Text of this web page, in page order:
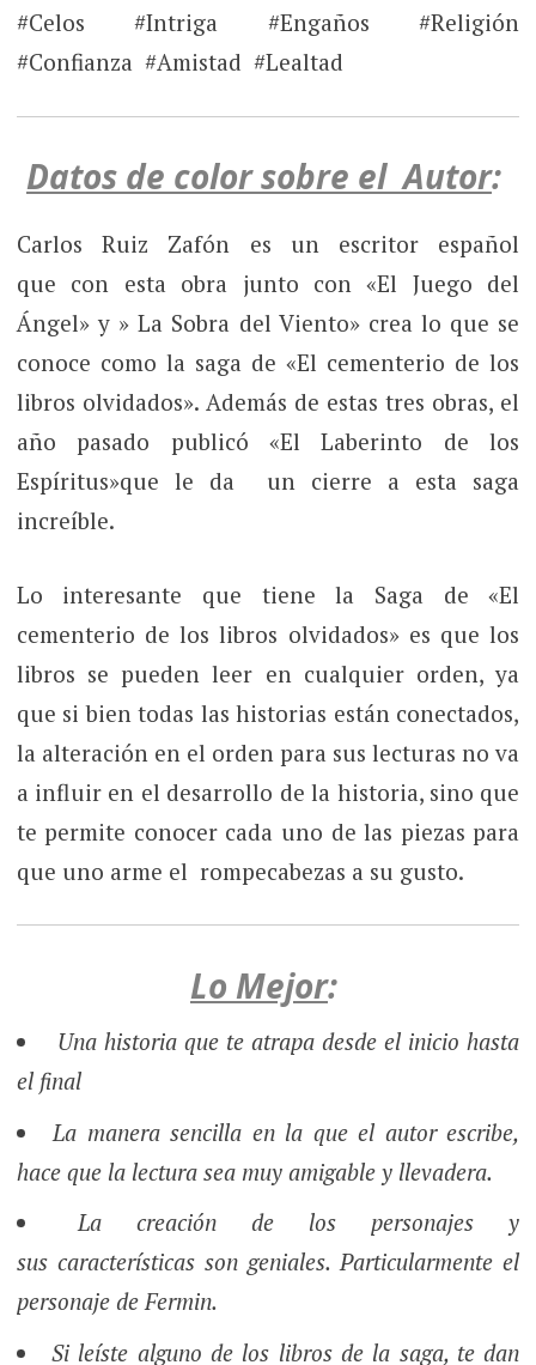
#Celos #Intriga #Engaños #Religión
#Confianza #Amistad #Lealtad
Datos de color sobre el Autor:
Carlos Ruiz Zafón es un escritor español
que con esta obra junto con «El Juego del
Ángel» y » La Sobra del Viento» crea lo que se
conoce como la saga de «El cementerio de los
libros olvidados». Además de estas tres obras, el
año pasado publicó «El Laberinto de los
Espíritus»que le da un cierre a esta saga
increíble.
Lo interesante que tiene la Saga de «El
cementerio de los libros olvidados» es que los
libros se pueden leer en cualquier orden, ya
que si bien todas las historias están conectados,
la alteración en el orden para sus lecturas no va
a influir en el desarrollo de la historia, sino que
te permite conocer cada uno de las piezas para
que uno arme el rompecabezas a su gusto.
Lo Mejor:
Una historia que te atrapa desde el inicio hasta
el final
La manera sencilla en la que el autor escribe,
hace que la lectura sea muy amigable y llevadera.
La creación de los personajes y
sus características son geniales. Particularmente el
personaje de Fermin.
Si leíste alguno de los libros de la saga, te dan